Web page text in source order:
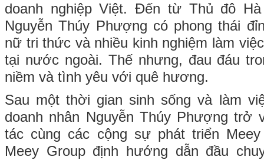
doanh nghiệp Việt. Đến từ Thủ đô
Nguyễn Thúy Phượng có phong thái
nữ tri thức và nhiều kinh nghiệm làm
tại nước ngoài. Thế nhưng, đau đáu
niềm và tình yêu với quê hương.
Sau một thời gian sinh sống và làm
doanh nhân Nguyễn Thúy Phượng trở
tác cùng các cộng sự phát triển
Meey Group định hướng dẫn đầu